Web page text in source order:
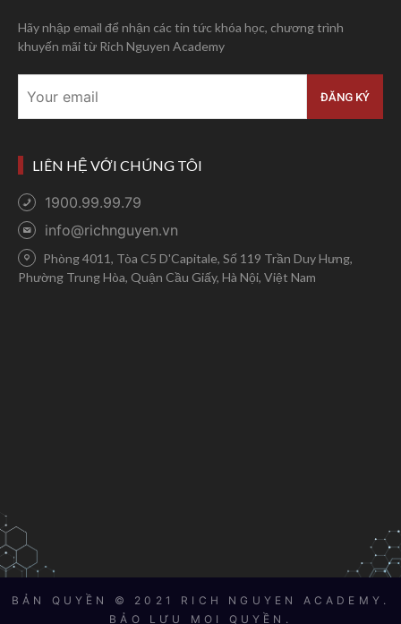
Hãy nhập email để nhận các tin tức khóa học, chương trình
khuyến mãi từ Rich Nguyen Academy
LIÊN HỆ VỚI CHÚNG TÔI
1900.99.99.79
info@richnguyen.vn
Phòng 4011, Tòa C5 D'Capitale, Số 119 Trần Duy Hưng,
Phường Trung Hòa, Quận Cầu Giấy, Hà Nội, Việt Nam
BẢN QUYỀN © 2021 RICH NGUYEN ACADEMY.
BẢO LƯU MỌI QUYỀN.